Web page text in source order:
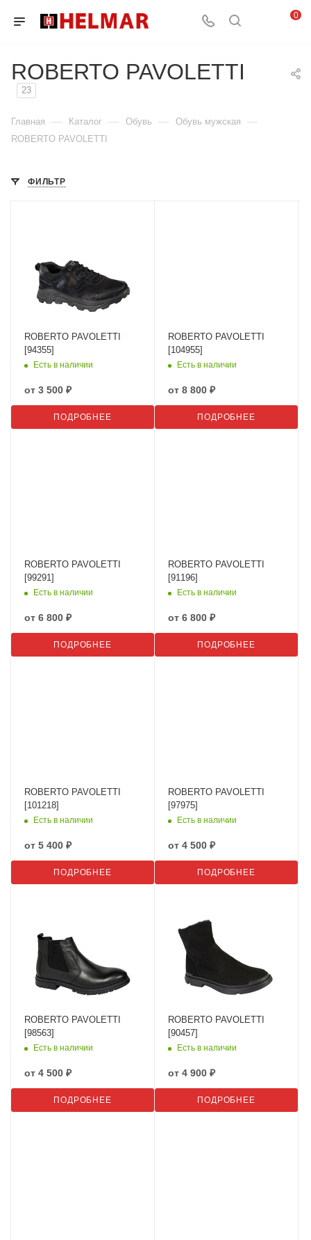
0
ROBERTO PAVOLETTI
23
Главная — Каталог — Обувь — Обувь мужская —
ROBERTO PAVOLETTI
ФИЛЬТР
ROBERTO PAVOLETTI
[94355]
Есть в наличии
от 3 500 ₽
ПОДРОБНЕЕ
ROBERTO PAVOLETTI
[104955]
Есть в наличии
от 8 800 ₽
ПОДРОБНЕЕ
ROBERTO PAVOLETTI
[99291]
Есть в наличии
от 6 800 ₽
ПОДРОБНЕЕ
ROBERTO PAVOLETTI
[91196]
Есть в наличии
от 6 800 ₽
ПОДРОБНЕЕ
ROBERTO PAVOLETTI
[101218]
Есть в наличии
от 5 400 ₽
ПОДРОБНЕЕ
ROBERTO PAVOLETTI
[97975]
Есть в наличии
от 4 500 ₽
ПОДРОБНЕЕ
ROBERTO PAVOLETTI
[98563]
Есть в наличии
от 4 500 ₽
ПОДРОБНЕЕ
ROBERTO PAVOLETTI
[90457]
Есть в наличии
от 4 900 ₽
ПОДРОБНЕЕ